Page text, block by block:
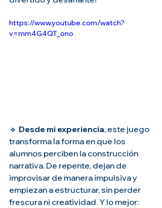
https://www.youtube.com/watch?
v=mm4G4QT_ono
🔹 Desde mi experiencia, este juego
transforma la forma en que los
alumnos perciben la construcción
narrativa. De repente, dejan de
improvisar de manera impulsiva y
empiezan a estructurar, sin perder
frescura ni creatividad. Y lo mejor: